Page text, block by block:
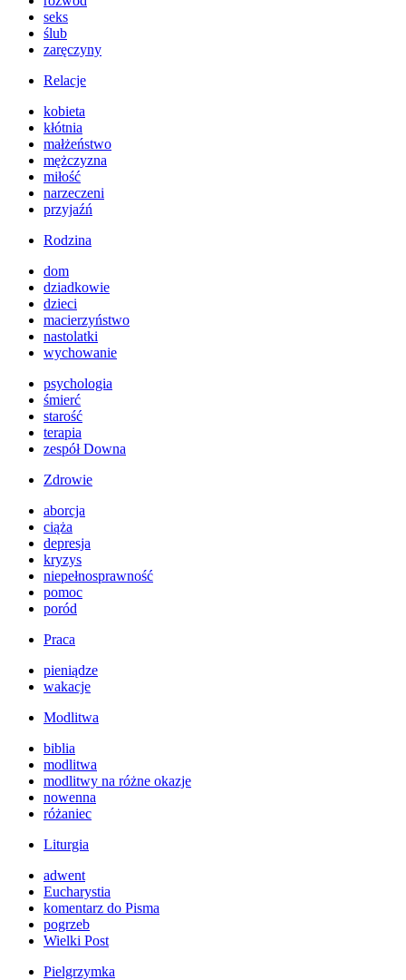
seks
ślub
zaręczyny
Relacje
kobieta
kłótnia
małżeństwo
mężczyzna
miłość
narzeczeni
przyjaźń
Rodzina
dom
dziadkowie
dzieci
macierzyństwo
nastolatki
wychowanie
psychologia
śmierć
starość
terapia
zespół Downa
Zdrowie
aborcja
ciąża
depresja
kryzys
niepełnosprawność
pomoc
poród
Praca
pieniądze
wakacje
Modlitwa
biblia
modlitwa
modlitwy na różne okazje
nowenna
różaniec
Liturgia
adwent
Eucharystia
komentarz do Pisma
pogrzeb
Wielki Post
Pielgrzymka